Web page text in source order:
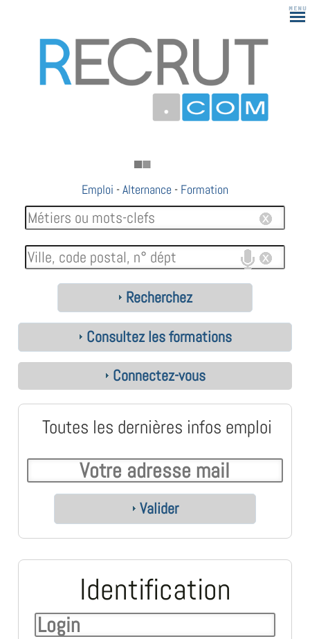
Emploi -Alternance - Formation
Recherchez
Consultez les formations
Connectez-vous
Toutes les dernières infos emploi
Valider
Identification